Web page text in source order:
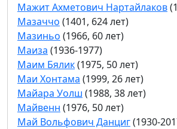
Мажит Ахметович Нартайлаков
Мазаччо (1401, 624 лет)
Мазиньо (1966, 60 лет)
Маиза (1936-1977)
Маим Бялик(1975, 50 лет)
Маи Хонтама (1999, 26 лет)
Майара Уолш (1988, 38 лет)
Майвенн (1976, 50 лет)
Май Вольфович Данциг(1930-